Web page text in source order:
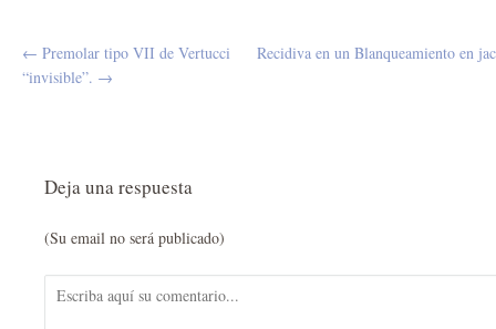
← Premolar tipo VII de Vertucci
Recidiva en un Blanqueamiento en
“invisible”. →
Deja una respuesta
(Su email no será publicado)